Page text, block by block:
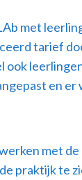
met
tarief
ook
en er
met de
praktijk te